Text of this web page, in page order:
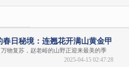
春日秘境：连翘花开满山黄金甲
物复苏，赵老峪的山野正迎来最美的季
2025-04-15 02:47:28